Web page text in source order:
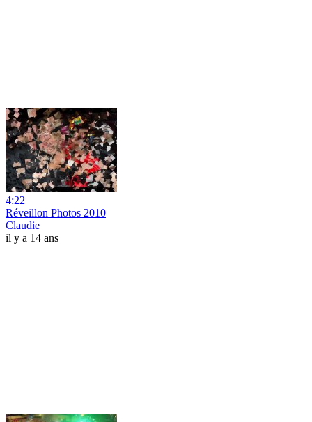
4:22
Réveillon Photos 2010
Claudie
il y a 14 ans